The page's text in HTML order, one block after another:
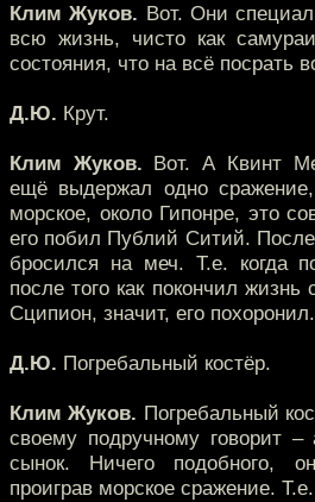
Клим Жуков. Вот. Они
всю жизнь, чисто как
состояния, что на всё посрать
Д.Ю. Крут.
Клим Жуков. Вот. А Квинт
ещё выдержал одно
морское, около Гипонре, это
его побил Публий Ситий. После
бросился на меч. Т.е. когда
после того как покончил
Сципион, значит, его похоронил.
Д.Ю. Погребальный костёр.
Клим Жуков. Погребальный
своему подручному говорит
сынок. Ничего подобного,
проиграв морское сражение.